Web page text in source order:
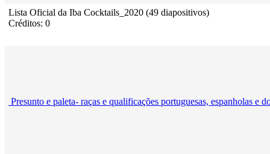
Lista Oficial da Iba Cocktails_2020 (49 diapositivos)
Créditos: 0
Presunto e paleta- raças e qualificações portuguesas, espanholas e